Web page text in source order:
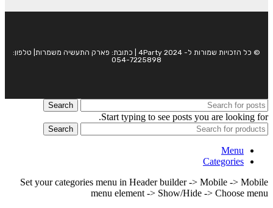
© כל הזכויות שמורות ל- 4Party 2024 | כתובת: פארק התעשיה משמרות| טלפון:
054-7225898
Search
Start typing to see posts you are looking for.
Search
Menu
Categories
Set your categories menu in Header builder -> Mobile -> Mobile
menu element -> Show/Hide -> Choose menu